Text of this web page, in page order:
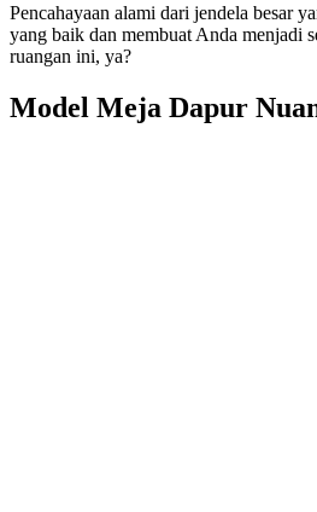
Pencahayaan alami dari jendela besar
yang baik dan membuat Anda menjadi
ruangan ini, ya?
Model Meja Dapur